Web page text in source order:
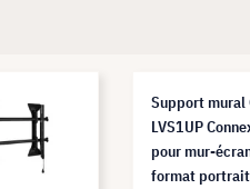
Support mural
LVS1UP
pour mur-
format